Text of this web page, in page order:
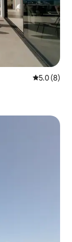
レビュー8
5.0 (8)